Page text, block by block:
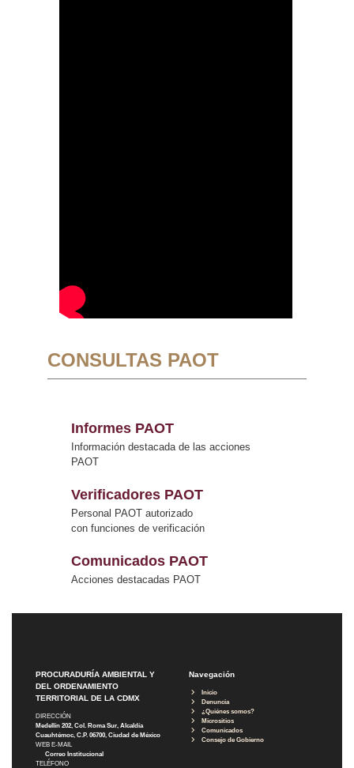
CONSULTAS PAOT
Informes PAOT
Información destacada de las acciones
PAOT
Verificadores PAOT
Personal PAOT autorizado
con funciones de verificación
Comunicados PAOT
Acciones destacadas PAOT
PROCURADURÍA AMBIENTAL Y
DEL ORDENAMIENTO
TERRITORIAL DE LA CDMX
DIRECCIÓN
Medellín 202, Col. Roma Sur, Alcaldía
Cuauhtémoc, C.P. 06700, Ciudad de México
WEB E-MAIL
Correo Institucional
TELÉFONO
Navegación
Inicio
Denuncia
¿Quiénes somos?
Micrositios
Comunicados
Consejo de Gobierno